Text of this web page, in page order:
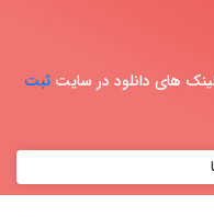
های دانلود در سایت ثبت